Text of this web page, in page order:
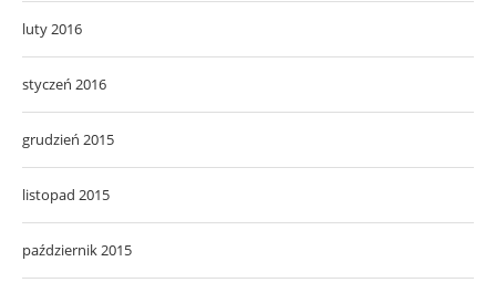
luty 2016
styczeń 2016
grudzień 2015
listopad 2015
październik 2015